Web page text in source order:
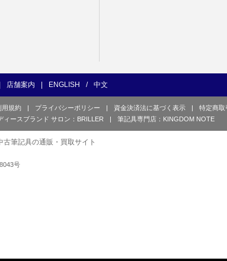
店舗案内 ENGLISH / 中文
用規約 | プライバシーポリシー | 資金決済法に基づく表示 |
特定商取
ィースブランド サロン：BRILLER | 筆記具専門店：KINGDOM NOTE
筆記具の通販・買取サイト
号